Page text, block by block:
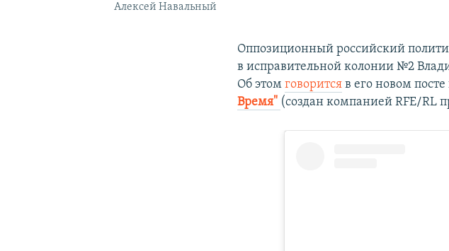
Алексей Навальный
Оппозиционный российский
в исправительной колонии №2
Об этомговорится в его новом
Время" ​ (создан компанией RFE/RL